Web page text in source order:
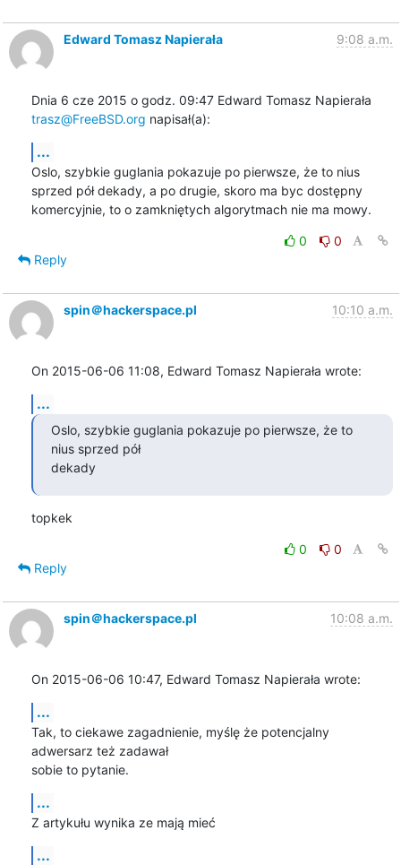
Edward Tomasz Napierała 9:08 a.m.
trasz@FreeBSD.org napisał(a):
...
Oslo, szybkie guglania pokazuje po pierwsze, że to nius
sprzed pół dekady, a po drugie, skoro ma byc dostępny
komercyjnie, to o zamkniętych algorytmach nie ma mowy.
0
0
Reply
spin＠hackerspace.pl 10:10 a.m.
On 2015-06-06 11:08, Edward Tomasz Napierała wrote:
...
Oslo, szybkie guglania pokazuje po pierwsze, że to
nius sprzed pół
dekady
topkek
0
0
Reply
spin＠hackerspace.pl 10:08 a.m.
On 2015-06-06 10:47, Edward Tomasz Napierała wrote:
...
Tak, to ciekawe zagadnienie, myślę że potencjalny
adwersarz też zadawał
sobie to pytanie.
...
Z artykułu wynika ze mają mieć
...